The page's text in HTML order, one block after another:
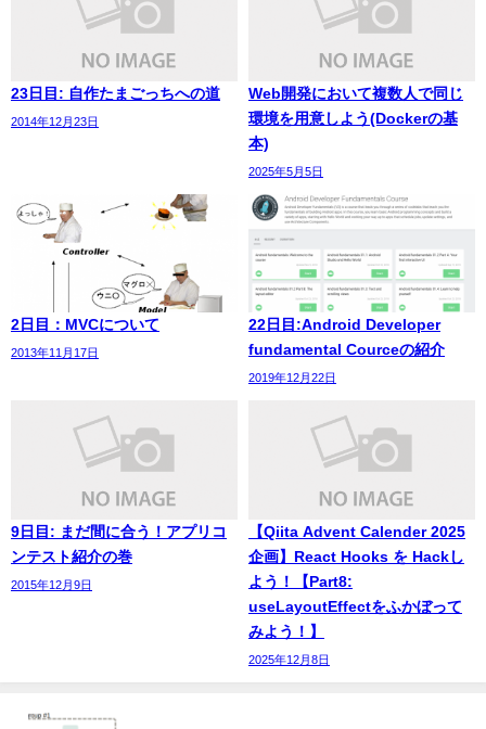
23日目: 自作たまごっちへの道
2014年12月23日
Web開発において複数人で同じ
環境を用意しよう(Dockerの基
本)
2025年5月5日
2日目：MVCについて
2013年11月17日
22日目:Android Developer
fundamental Courceの紹介
2019年12月22日
9日目: まだ間に合う！アプリコ
ンテスト紹介の巻
2015年12月9日
【Qiita Advent Calender 2025
企画】React Hooks を Hackし
よう！【Part8:
useLayoutEffectをふかぼって
みよう！】
2025年12月8日